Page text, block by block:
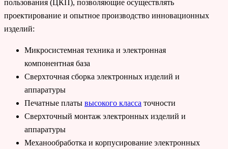
пользования (ЦКП), позволяющие осуществлять
проектирование и опытное производство инновационных
изделий:
Микросистемная техника и электронная
компонентная база
Сверхточная сборка электронных изделий и
аппаратуры
Печатные платы высокого класса точности
Сверхточный монтаж электронных изделий и
аппаратуры
Механообработка и корпусирование электронных